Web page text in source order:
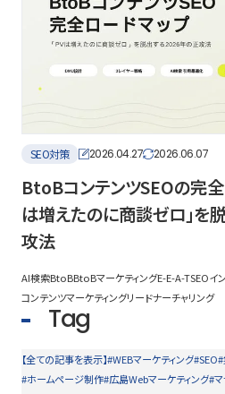
SEO対策 2026.04.27 2026.06.07
BtoBコンテンツSEOの完全
は増えたのに商談ゼロ」を
攻法
AI検索BtoBBtoBマーケティングE-E-A-TSEOイ
コンテンツマーケティングリードナーチャリング
Tag
【全ての記事を表示】#WEBマーケティング#SEO
#ホームページ制作#広島Webマーケティング#